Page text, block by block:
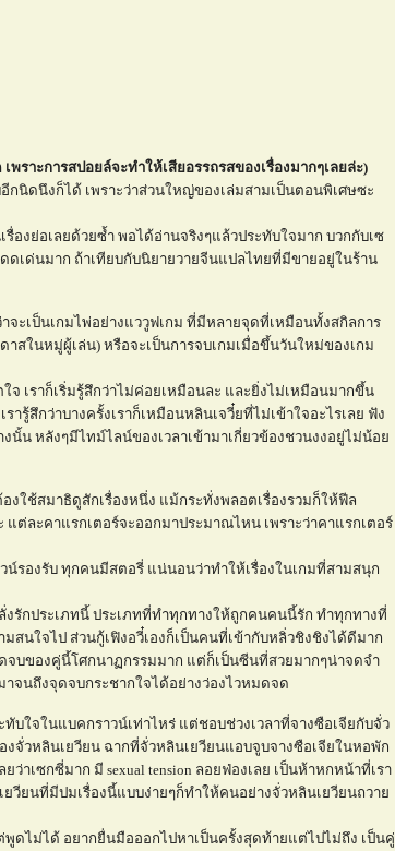
าะการสปอยล์จะทำให้เสียอรรถรสของเรื่องมากๆเลยล่ะ)
กนิดนึงก็ได้ เพราะว่าส่วนใหญ่ของเล่มสามเป็นตอนพิเศษซะ
รื่องย่อเลยด้วยซ้ำ พอได้อ่านจริงๆแล้วประทับใจมาก บวกกับเซ
ดเด่นมาก ถ้าเทียบกับนิยายวายจีนแปลไทยที่มีขายอยู่ในร้าน
ะเป็นเกมไพ่อย่างแววูฟเกม ที่มีหลายจุดที่เหมือนทั้งสกิลการ
สในหมู่ผู้เล่น) หรือจะเป็นการจบเกมเมื่อขึ้นวันใหม่ของเกม
เราก็เริ่มรู้สึกว่าไม่ค่อยเหมือนละ และยิ่งไม่เหมือนมากขึ้น
ารู้สึกว่าบางครั้งเราก็เหมือนหลินเจวี๋ยที่ไม่เข้าใจอะไรเลย ฟัง
นั้น หลังๆมีไทม์ไลน์ของเวลาเข้ามาเกี่ยวข้องชวนงงอยู่ไม่น้อ
ใช้สมาธิดูสักเรื่องหนึ่ง แม้กระทั่งพลอตเรื่องรวมก็ให้ฟีล
ต่ละคาแรกเตอร์จะออกมาประมาณไหน เพราะว่าคาแรกเตอร์
น์รองรับ ทุกคนมีสตอรี่ แน่นอนว่าทำให้เรื่องในเกมที่สามสนุก
รักประเภทนี้ ประเภทที่ทำทุกทางให้ถูกคนคนนี้รัก ทำทุกทางที่
นใจไป ส่วนกู้เฟิงอวี๋เองก็เป็นคนที่เข้ากับหลิ่วชิงชิงได้ดีมาก
บของคู่นี้โศกนาฏกรรมมาก แต่ก็เป็นซีนที่สวยมากๆน่าจดจำ
จนถึงจุดจบกระชากใจได้อย่างว่องไวหมดจด
บใจในแบคกราวน์เท่าไหร่ แต่ชอบช่วงเวลาที่จางซือเจียกับจั่ว
จั่วหลินเยวียน ฉากที่จั่วหลินเยวียนแอบจูบจางซือเจียในหอพัก
เซกซี่มาก มี sexual tension ลอยฟ่องเลย เป็นห้าหกหน้าที่เรา
วียนที่มีปมเรื่องนี้แบบง่ายๆก็ทำให้คนอย่างจั่วหลินเยวียนถวา
ไม่ได้ อยากยื่นมือออกไปหาเป็นครั้งสุดท้ายแต่ไปไม่ถึง เป็นคู่